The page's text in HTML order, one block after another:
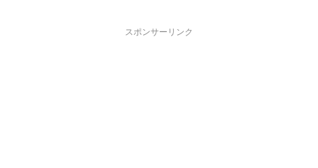
スポンサーリンク